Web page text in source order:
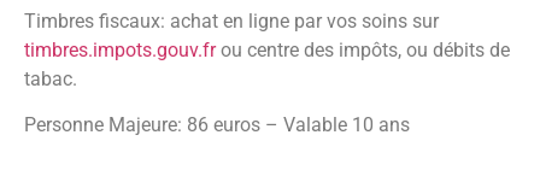
Timbres fiscaux: achat en ligne par vos soins sur
timbres.impots.gouv.frou centre des impôts, ou débits de
tabac.
Personne Majeure: 86 euros – Valable 10 ans